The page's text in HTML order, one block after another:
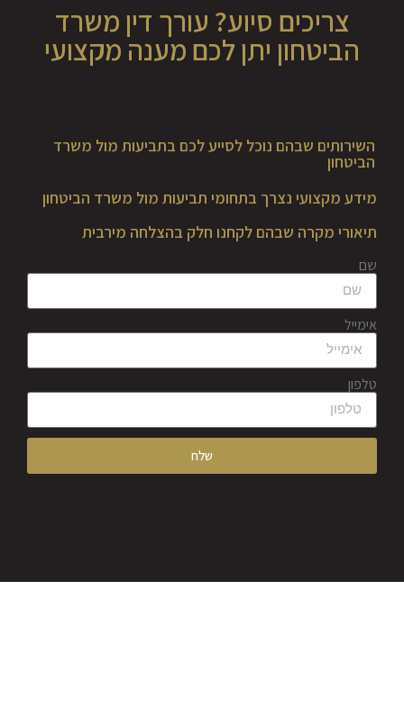
צריכים סיוע? עורך דין משרד
הביטחון יתן לכם מענה מקצועי
השירותים שבהם נוכל לסייע לכם בתביעות מול משרד
הביטחון
מידע מקצועי נצרך בתחומי תביעות מול משרד הביטחון
תיאורי מקרה שבהם לקחנו חלק בהצלחה מירבית
שם
אימייל
טלפון
שלח